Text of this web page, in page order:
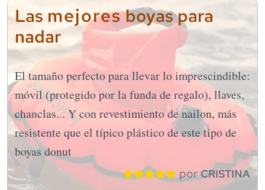
Las mejoresboyas para
nadar
El tamaño perfecto para llevar lo imprescindible:
móvil (protegido por la funda de regalo), llaves,
chanclas... Y con revestimiento de nailon, más
resistente que el típico plástico de este tipo de
boyas donut
porCRISTINA